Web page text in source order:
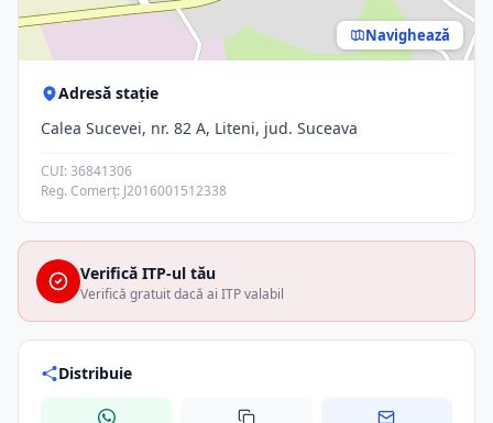
Navighează
Adresă stație
Calea Sucevei, nr. 82 A, Liteni, jud. Suceava
CUI: 36841306
Reg. Comerț: J2016001512338
Verifică ITP-ul tău
Verifică gratuit dacă ai ITP valabil
Distribuie